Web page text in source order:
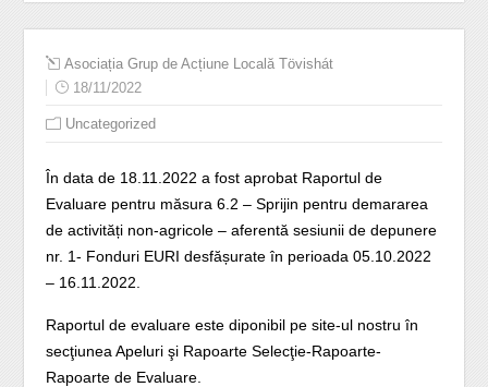
Asociația Grup de Acțiune Locală Tövishát
18/11/2022
Uncategorized
În data de 18.11.2022 a fost aprobat Raportul de
Evaluare pentru măsura 6.2 – Sprijin pentru demararea
de activități non-agricole – aferentă sesiunii de depunere
nr. 1- Fonduri EURI desfășurate în perioada 05.10.2022
– 16.11.2022.
Raportul de evaluare este diponibil pe site-ul nostru în
secţiunea Apeluri şi Rapoarte Selecţie-Rapoarte-
Rapoarte de Evaluare.